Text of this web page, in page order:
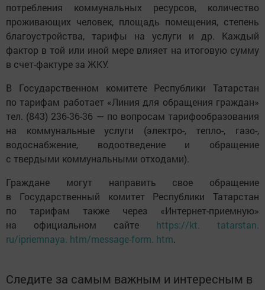
потребления коммунальных ресурсов, количество
проживающих человек, площадь помещения, степень
благоустройства, тарифы на услуги и др. Каждый
фактор в той или иной мере влияет на итоговую сумму
в счет-фактуре за ЖКУ.
В Государственном комитете Республики Татарстан
по тарифам работает «Линия для обращения граждан»
тел. (843) 236-36-36 — по вопросам тарифообразования
на коммунальные услуги (электро-, тепло-, газо-,
водоснабжение, водоотведение и обращение
с твердыми коммунальными отходами).
Граждане могут направить свое обращение
в Государственный комитет Республики Татарстан
по тарифам также через «Интернет-приемную»
на официальном сайте https://kt. tatarstan.
ru/ipriemnaya. htm/message-form. htm.
Следите за самым важным и интересным в